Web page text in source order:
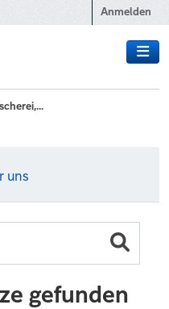
Anmelden
uns
gefunden